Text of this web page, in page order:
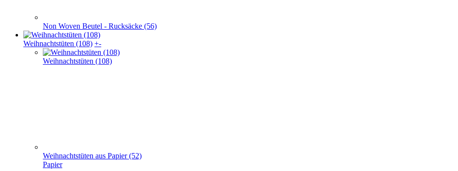
Non Woven Beutel - Rucksäcke (56)
Weihnachts­tüten (108) +-
Weihnachts­tüten (108)
Weihnachtstüten aus Papier (52)
Papier